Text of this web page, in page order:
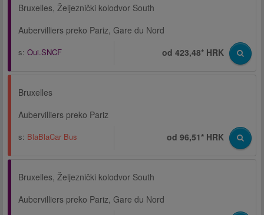
Bruxelles, Željeznički kolodvor South
Aubervilliers preko Pariz, Gare du Nord
s: Oui.SNCF od 423,48* HRK
Bruxelles
Aubervilliers preko Pariz
s: BlaBlaCar Bus od 96,51* HRK
Bruxelles, Željeznički kolodvor South
Aubervilliers preko Pariz, Gare du Nord